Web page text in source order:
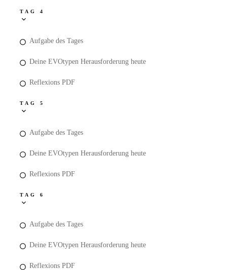
TAG 4
Aufgabe des Tages
Deine EVOtypen Herausforderung heute
Reflexions PDF
TAG 5
Aufgabe des Tages
Deine EVOtypen Herausforderung heute
Reflexions PDF
TAG 6
Aufgabe des Tages
Deine EVOtypen Herausforderung heute
Reflexions PDF